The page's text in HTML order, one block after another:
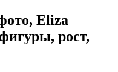
Eliza
рост,